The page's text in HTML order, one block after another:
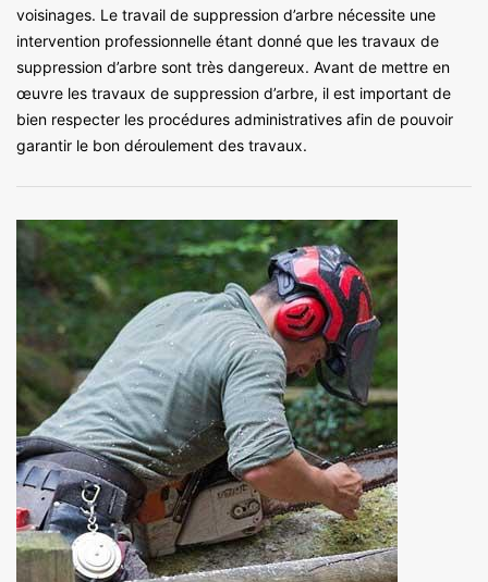
voisinages. Le travail de suppression d’arbre nécessite une
intervention professionnelle étant donné que les travaux de
suppression d’arbre sont très dangereux. Avant de mettre en
œuvre les travaux de suppression d’arbre, il est important de
bien respecter les procédures administratives afin de pouvoir
garantir le bon déroulement des travaux.